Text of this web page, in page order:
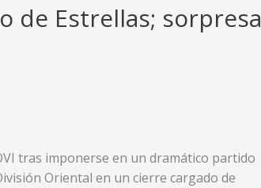
de Estrellas; sorpresa
tras imponerse en un dramático partido
Oriental en un cierre cargado de